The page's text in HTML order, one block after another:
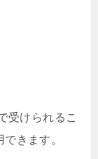
受けられるこ
きます。